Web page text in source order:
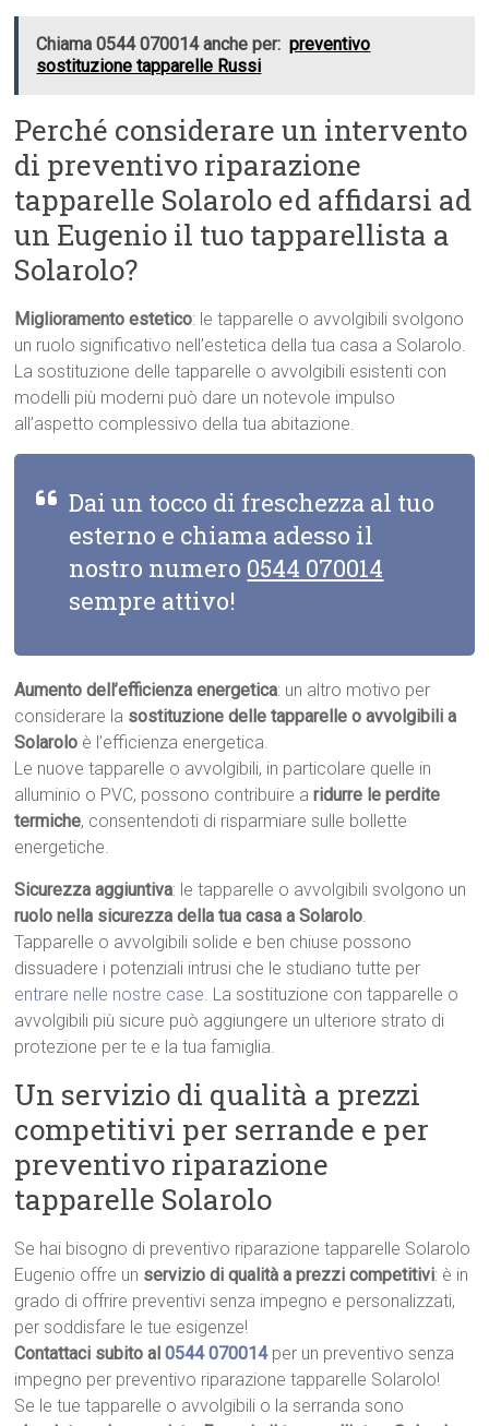
Chiama 0544 070014 anche per: preventivo
sostituzione tapparelle Russi
Perché considerare un intervento
di preventivo riparazione
tapparelle Solarolo ed affidarsi ad
un Eugenio il tuo tapparellista a
Solarolo?
Miglioramento estetico: le tapparelle o avvolgibili svolgono
un ruolo significativo nell’estetica della tua casa a Solarolo.
La sostituzione delle tapparelle o avvolgibili esistenti con
modelli più moderni può dare un notevole impulso
all’aspetto complessivo della tua abitazione.
Dai un tocco di freschezza al tuo
esterno e chiama adesso il
nostro numero 0544 070014
sempre attivo!
Aumento dell’efficienza energetica: un altro motivo per
considerare la sostituzione delle tapparelle o avvolgibili a
Solarolo è l’efficienza energetica.
Le nuove tapparelle o avvolgibili, in particolare quelle in
alluminio o PVC, possono contribuire aridurre le perdite
termiche, consentendoti di risparmiare sulle bollette
energetiche.
Sicurezza aggiuntiva: le tapparelle o avvolgibili svolgono un
ruolo nella sicurezza della tua casa a Solarolo.
Tapparelle o avvolgibili solide e ben chiuse possono
dissuadere i potenziali intrusi che le studiano tutte per
entrare nelle nostre case. La sostituzione con tapparelle o
avvolgibili più sicure può aggiungere un ulteriore strato di
protezione per te e la tua famiglia.
Un servizio di qualità a prezzi
competitivi per serrande e per
preventivo riparazione
tapparelle Solarolo
Se hai bisogno di preventivo riparazione tapparelle Solarolo
Eugenio offre un servizio di qualità a prezzi competitivi: è in
grado di offrire preventivi senza impegno e personalizzati,
per soddisfare le tue esigenze!
Contattaci subito al0544 070014 per un preventivo senza
impegno per preventivo riparazione tapparelle Solarolo!
Se le tue tapparelle o avvolgibili o la serranda sono